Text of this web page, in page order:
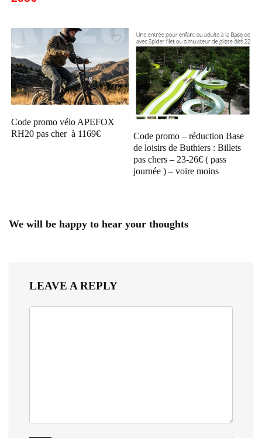
Code promo vélo APEFOX
RH20 pas cher à 1169€
Code promo – réduction Base
de loisirs de Buthiers : Billets
pas chers – 23-26€ ( pass
journée ) – voire moins
We will be happy to hear your thoughts
LEAVE A REPLY